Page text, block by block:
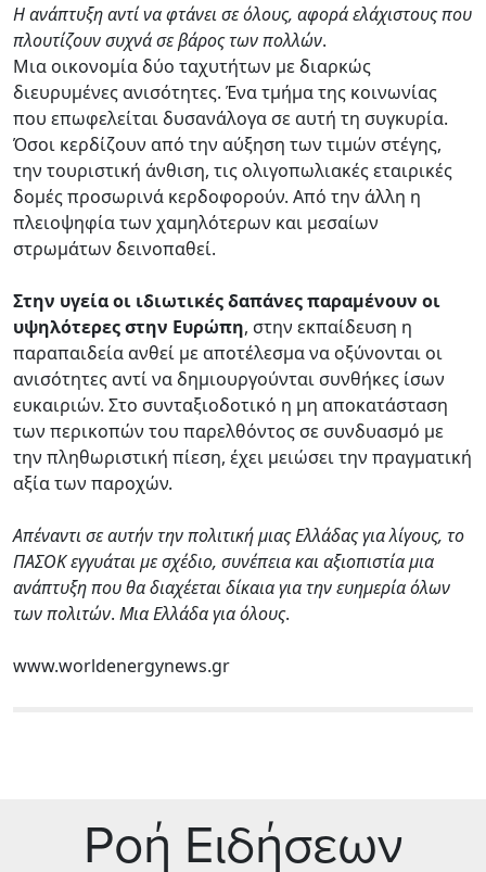
Η ανάπτυξη αντί να φτάνει σε όλους, αφορά ελάχιστους που
πλουτίζουν συχνά σε βάρος των πολλών.
Μια οικονομία δύο ταχυτήτων με διαρκώς
διευρυμένες ανισότητες. Ένα τμήμα της κοινωνίας
που επωφελείται δυσανάλογα σε αυτή τη συγκυρία.
Όσοι κερδίζουν από την αύξηση των τιμών στέγης,
την τουριστική άνθιση, τις ολιγοπωλιακές εταιρικές
δομές προσωρινά κερδοφορούν. Από την άλλη η
πλειοψηφία των χαμηλότερων και μεσαίων
στρωμάτων δεινοπαθεί.
Στην υγεία οι ιδιωτικές δαπάνες παραμένουν οι
υψηλότερες στην Ευρώπη, στην εκπαίδευση η
παραπαιδεία ανθεί με αποτέλεσμα να οξύνονται οι
ανισότητες αντί να δημιουργούνται συνθήκες ίσων
ευκαιριών. Στο συνταξιοδοτικό η μη αποκατάσταση
των περικοπών του παρελθόντος σε συνδυασμό με
την πληθωριστική πίεση, έχει μειώσει την πραγματική
αξία των παροχών.
Απέναντι σε αυτήν την πολιτική μιας Ελλάδας για λίγους, το
ΠΑΣΟΚ εγγυάται με σχέδιο, συνέπεια και αξιοπιστία μια
ανάπτυξη που θα διαχέεται δίκαια για την ευημερία όλων
των πολιτών. Μια Ελλάδα για όλους.
www.worldenergynews.gr
Ρoή Ειδήσεων